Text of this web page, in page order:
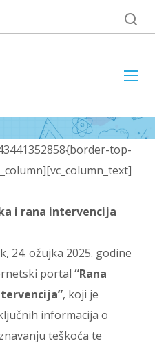
top-
i rana intervencija
24. ožujka 2025. godine
portal “Rana
, koji je
informacija o
teškoća te